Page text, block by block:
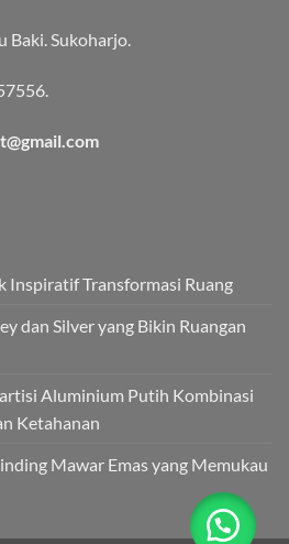
Baki. Sukoharjo.
Inspiratif Transformasi Ruang
dan Silver yang Bikin Ruangan
Aluminium Putih Kombinasi
Ketahanan
Mawar Emas yang Memukau